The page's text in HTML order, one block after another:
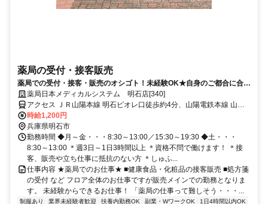
薬局の受付・接客販売
薬局での受付・接客・販売のオシゴト！未経験OK★自身のご都合に合わ
せた働き方が可能です！
薬局日本メディカルシステム 明石店[340]
アクセス ＪＲ山陽本線 明石ピオレ口徒歩約4分、山陽電鉄本線 山陽
明石西出口徒歩約6分、航路 明石港徒歩約8分 JR神戸線「明石駅」南
口徒歩5分
時給1,200円
兵庫県明石市
勤務時間 ◆月～金・・・8:30～13:00／15:30～19:30 ◆土・・・
8:30～13:00 ＊週3日～1日3時間以上 ＊資格不問で働けます！ ＊接
客、販売や立ち仕事に抵抗のない方 ＊しゅふ...
仕事内容 ★薬局でのお仕事★ ■健康食品・化粧品の接客販売 ■処方箋
の受付 など フロア全体のお仕事ですが販売メインでの勤務となりま
す。 未経験からできるお仕事！ 「薬局の仕事って難しそう・・・...
制服あり 業界未経験者歓迎 扶養内勤務OK 副業・WワークOK
1日4時間以内OK